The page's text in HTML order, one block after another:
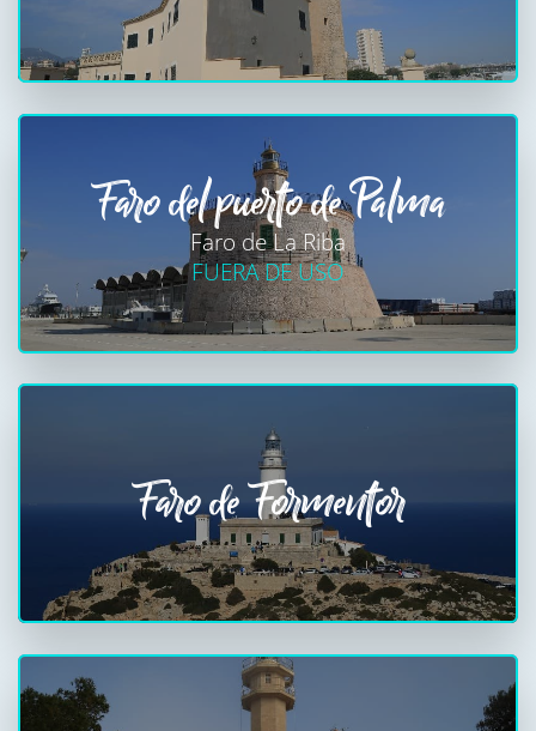
Faro del puerto de Palma
Faro de La Riba
FUERA DE USO
Faro de Formentor